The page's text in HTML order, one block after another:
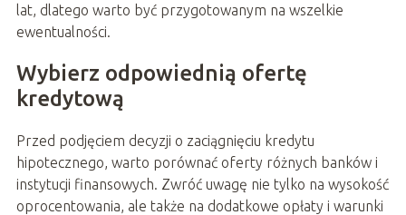
lat, dlatego warto być przygotowanym na wszelkie
ewentualności.
Wybierz odpowiednią ofertę
kredytową
Przed podjęciem decyzji o zaciągnięciu kredytu
hipotecznego, warto porównać oferty różnych banków i
instytucji finansowych. Zwróć uwagę nie tylko na wysokość
oprocentowania, ale także na dodatkowe opłaty i warunki